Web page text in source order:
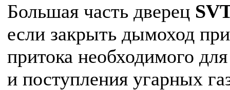
Большая часть дверец
если закрыть дымоход
притока необходимого
и поступления угарных